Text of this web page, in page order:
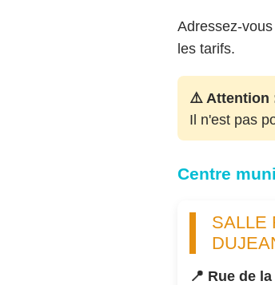
Adressez-
les tarifs.
⚠️ Attention
Il n'est pas
Centre
SALLE
📍 Rue de